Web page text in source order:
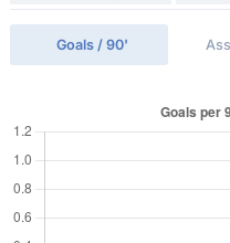
Goals / 90'